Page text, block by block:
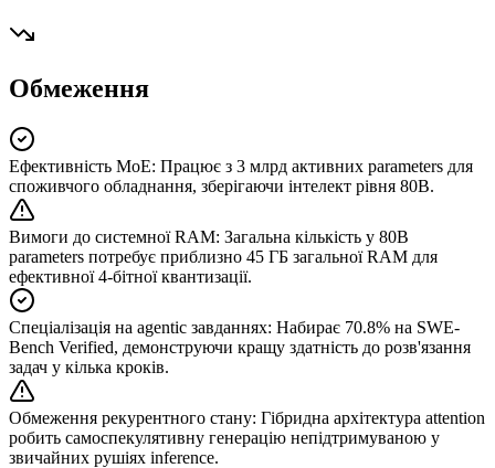
Обмеження
Ефективність MoE: Працює з 3 млрд активних parameters для
споживчого обладнання, зберігаючи інтелект рівня 80B.
Вимоги до системної RAM: Загальна кількість у 80B
parameters потребує приблизно 45 ГБ загальної RAM для
ефективної 4-бітної квантизації.
Спеціалізація на agentic завданнях: Набирає 70.8% на SWE-
Bench Verified, демонструючи кращу здатність до розв'язання
задач у кілька кроків.
Обмеження рекурентного стану: Гібридна архітектура attention
робить самоспекулятивну генерацію непідтримуваною у
звичайних рушіях inference.